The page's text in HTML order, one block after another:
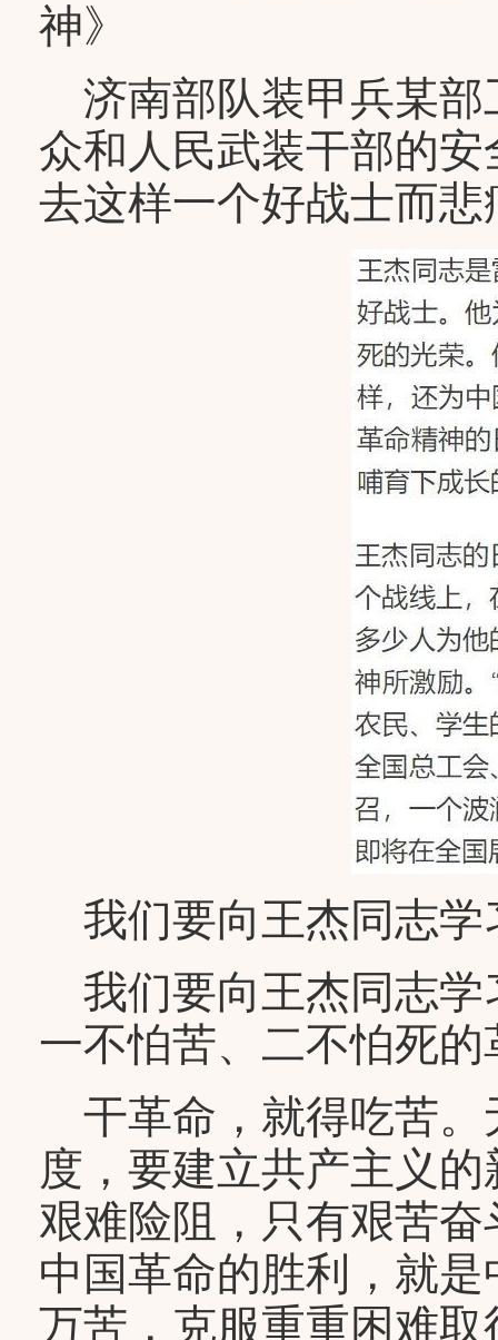
神》
济南部队装甲兵某部
众和人民武装干部的
去这样一个好战士而
我们要向王杰同志学
我们要向王杰同志学
一不怕苦、二不怕死
干革命，就得吃苦。
度，要建立共产主义
艰难险阻，只有艰苦
中国革命的胜利，就
万苦，克服重重困难取